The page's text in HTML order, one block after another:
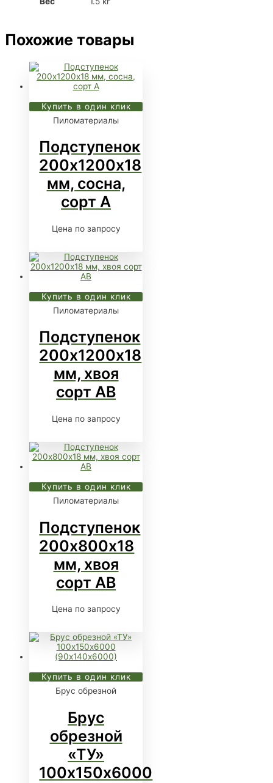
Похожие товары
Купить в один клик
Пиломатериалы
Подступенок
200х1200х18
мм, сосна,
сорт А
Цена по запросу
Купить в один клик
Пиломатериалы
Подступенок
200х1200х18
мм, хвоя
сорт АВ
Цена по запросу
Купить в один клик
Пиломатериалы
Подступенок
200х800х18
мм, хвоя
сорт АВ
Цена по запросу
Купить в один клик
Брус обрезной
Брус
обрезной
«ТУ»
100х150х6000